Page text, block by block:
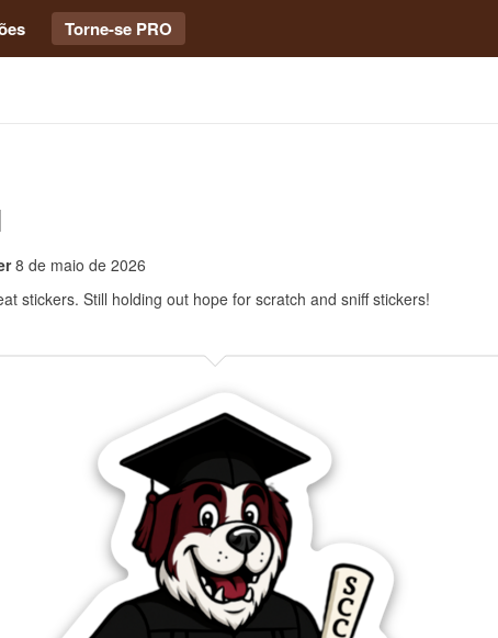
Torne-se PRO
8 de maio de 2026
stickers. Still holding out hope for scratch and sniff stickers!